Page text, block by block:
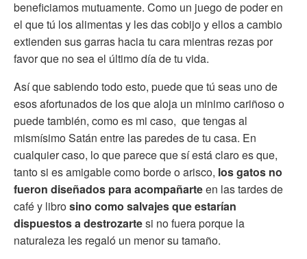
beneficiamos mutuamente. Como un juego de poder en
el que tú los alimentas y les das cobijo y ellos a cambio
extienden sus garras hacia tu cara mientras rezas por
favor que no sea el último día de tu vida.
Así que sabiendo todo esto, puede que tú seas uno de
esos afortunados de los que aloja un minimo cariñoso o
puede también, como es mi caso, que tengas al
mismísimo Satán entre las paredes de tu casa. En
cualquier caso, lo que parece que sí está claro es que,
tanto si es amigable como borde o arisco, los gatos no
fueron diseñados para acompañarteen las tardes de
café y librosino como salvajes que estarían
dispuestos a destrozartesi no fuera porque la
naturaleza les regaló un menor su tamaño.